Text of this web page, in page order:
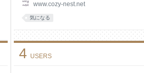
www.cozy-nest.net
気になる
4 USERS